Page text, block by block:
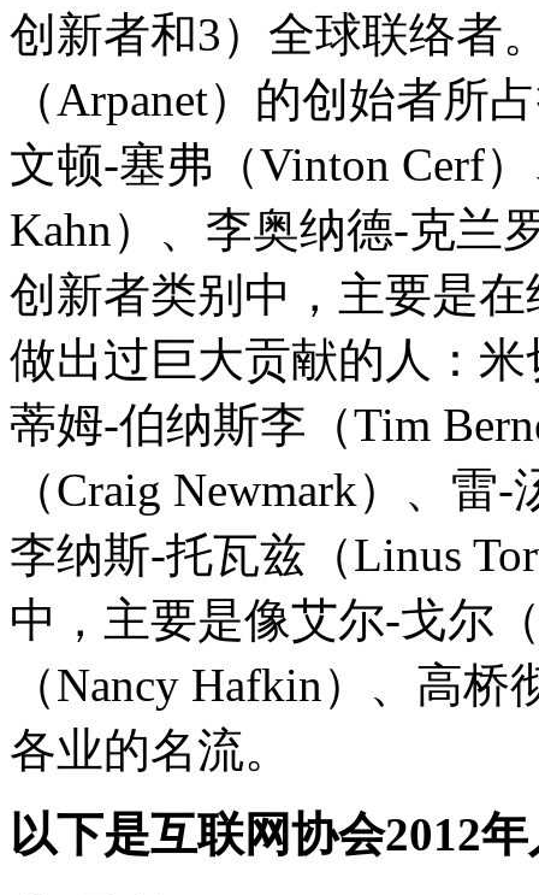
创新者和3）全球联络者
（Arpanet）的创始者所
文顿-塞弗（Vinton Cerf
Kahn）、李奥纳德-克兰
创新者类别中，主要是
做出过巨大贡献的人：
蒂姆-伯纳斯李（Tim
（Craig Newmark）、雷
李纳斯-托瓦兹（Linus
中，主要是像艾尔-戈尔
（Nancy Hafkin）、高桥
各业的名流。
以下是互联网协会2012